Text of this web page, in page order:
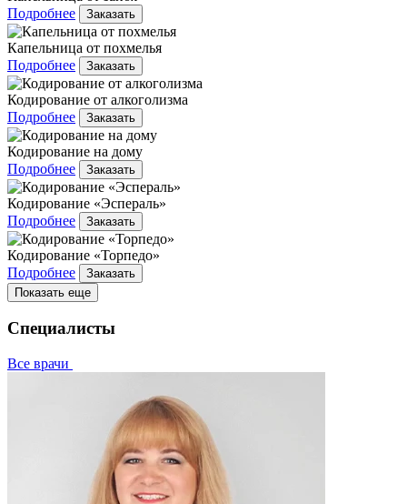
Подробнее
Заказать
Капельница от похмелья
Подробнее
Заказать
Кодирование от алкоголизма
Подробнее
Заказать
Кодирование на дому
Подробнее
Заказать
Кодирование «Эспераль»
Подробнее
Заказать
Кодирование «Торпедо»
Подробнее
Заказать
Показать еще
Специалисты
Все врачи